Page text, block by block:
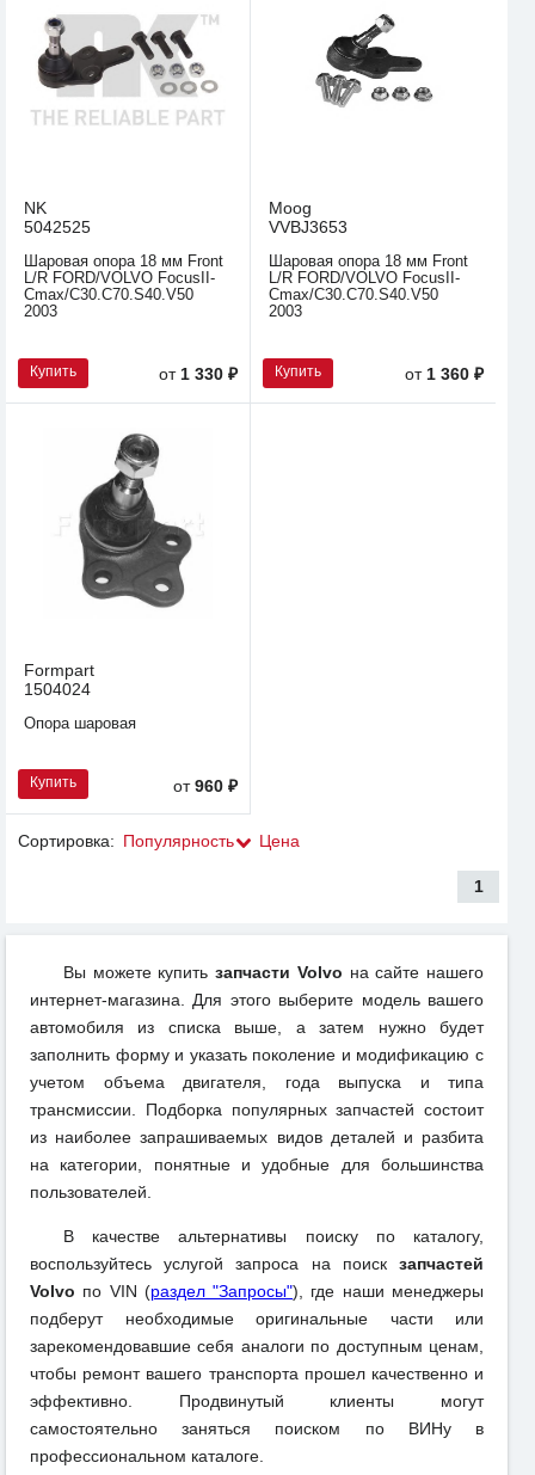
NK
5042525
Шаровая опора 18 мм Front
L/R FORD/VOLVO FocusII-
Cmax/C30.C70.S40.V50
2003
Купить от1 330 ₽
Moog
VVBJ3653
Шаровая опора 18 мм Front
L/R FORD/VOLVO FocusII-
Cmax/C30.C70.S40.V50
2003
Купить от1 360 ₽
Formpart
1504024
Опора шаровая
Купить от960 ₽
Сортировка: Популярность Цена
1
Вы можете купитьзапчасти Volvo на сайте нашего
интернет-магазина. Для этого выберите модель вашего
автомобиля из списка выше, а затем нужно будет
заполнить форму и указать поколение и модификацию с
учетом объема двигателя, года выпуска и типа
трансмиссии. Подборка популярных запчастей состоит
из наиболее запрашиваемых видов деталей и разбита
на категории, понятные и удобные для большинства
пользователей.
В качестве альтернативы поиску по каталогу,
воспользуйтесь услугой запроса на поиск запчастей
Volvo по VIN (раздел "Запросы"), где наши менеджеры
подберут необходимые оригинальные части или
зарекомендовавшие себя аналоги по доступным ценам,
чтобы ремонт вашего транспорта прошел качественно и
эффективно. Продвинутый клиенты могут
самостоятельно заняться поиском по ВИНу в
профессиональном каталоге.